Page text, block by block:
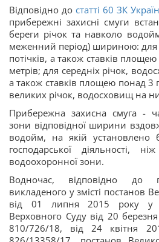
Відповідно до статті 60 ЗК
прибережні захисні смуги
береги річок та навколо
меженний період) шириною: для
потічків, а також ставків
метрів; для середніх річок,
а також ставків площею понад 3
великих річок, водосховищ на
Прибережна захисна смуга -
зони відповідної ширини
водойм, на якій установлено
господарської діяльності,
водоохоронної зони.
Водночас, відповідно до
викладеного у змісті постанов
від 01 липня 2015 року у
Верховного Суду від 20
810/726/18, від 24 квітня